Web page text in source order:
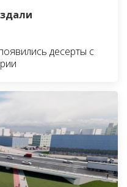
десерты с